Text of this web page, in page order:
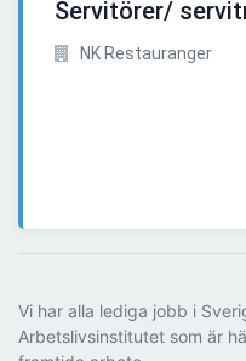
Servitörer/
NK Restauranger
Vi har alla lediga jobb i
Arbetslivsinstitutet som är